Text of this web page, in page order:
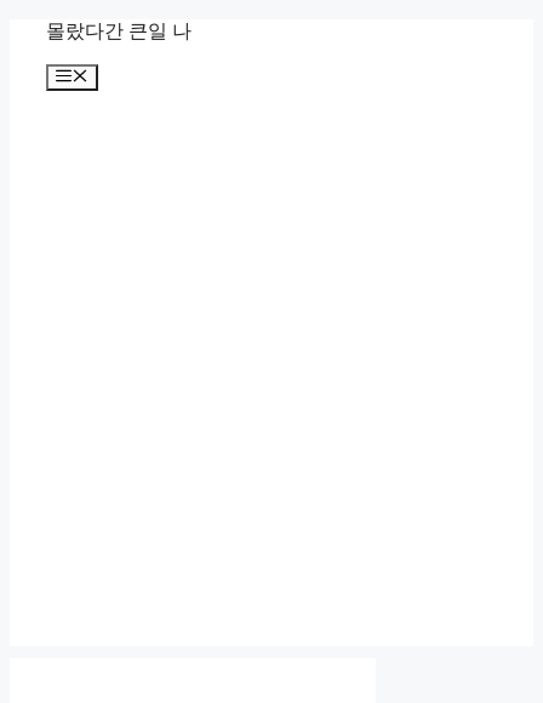
몰랐다간 큰일 나
메